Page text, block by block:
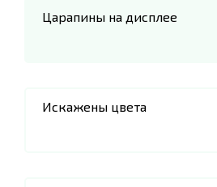
Царапины на дисплее
Искажены цвета